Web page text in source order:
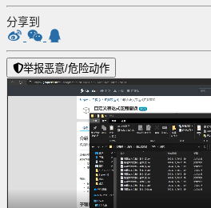
分享到
举报恶意/危险动作